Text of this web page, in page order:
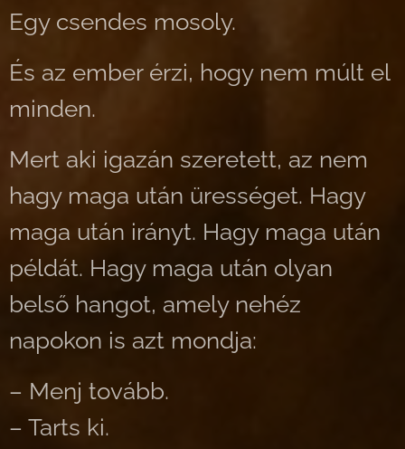
Egy csendes mosoly.
És az ember érzi, hogy nem múlt el
minden.
Mert aki igazán szeretett, az nem
hagy maga után ürességet. Hagy
maga után irányt. Hagy maga után
példát. Hagy maga után olyan
belső hangot, amely nehéz
napokon is azt mondja:
– Menj tovább.
– Tarts ki.